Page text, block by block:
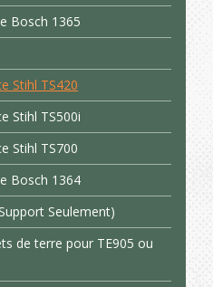
Bosch 1365
Stihl TS420
Stihl TS500i
Stihl TS700
Bosch 1364
Seulement)
de terre pour TE905 ou